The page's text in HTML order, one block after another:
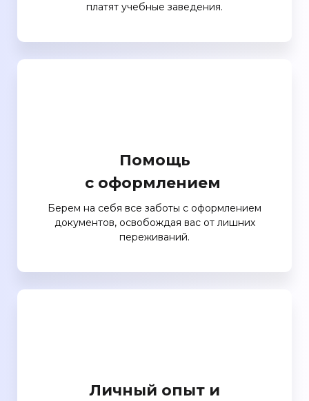
платят учебные заведения.
Помощь
с оформлением
Берем на себя все заботы с оформлением
документов, освобождая вас от лишних
переживаний.
Личный опыт и